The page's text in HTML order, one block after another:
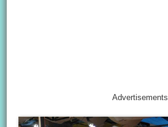
Advertisements